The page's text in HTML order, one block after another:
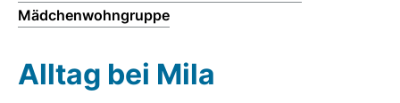
Mädchenwohngruppe
Alltag bei Mila